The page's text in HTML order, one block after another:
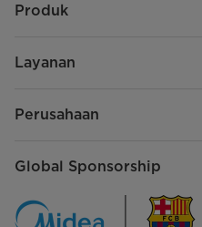
Produk
Layanan
Perusahaan
Global Sponsorship